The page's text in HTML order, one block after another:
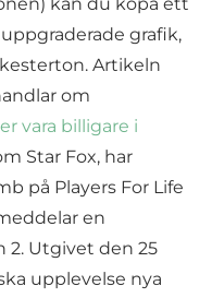
grafik,
Artikeln
om
vara billigare i
Star Fox, har
på Players For Life
en
2. Utgivet den 25
upplevelse nya